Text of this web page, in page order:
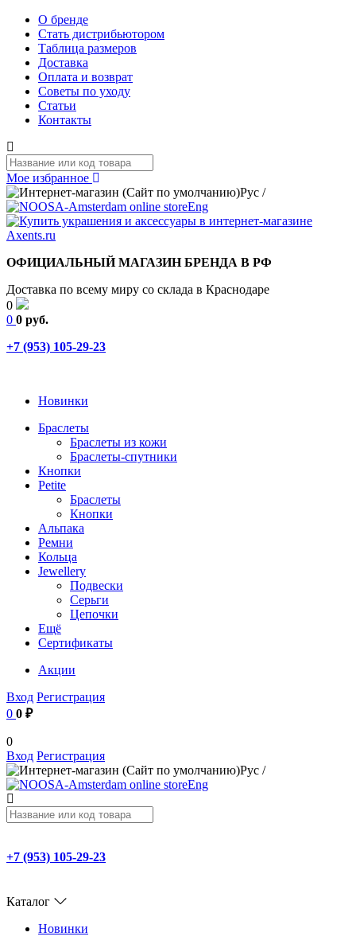
О бренде
Стать дистрибьютором
Таблица размеров
Доставка
Оплата и возврат
Советы по уходу
Статьи
Контакты
Мое избранное
Рус /
Eng
ОФИЦИАЛЬНЫЙ МАГАЗИН БРЕНДА В РФ
Доставка по всему миру со склада в Краснодаре
0
0 0 руб.
+7 (953) 105-29-23
Новинки
Браслеты
Браслеты из кожи
Браслеты-спутники
Кнопки
Petite
Браслеты
Кнопки
Альпака
Ремни
Кольца
Jewellery
Подвески
Серьги
Цепочки
Ещё
Сертификаты
Акции
Вход Регистрация
0 0 ₽
0
Вход Регистрация
Рус /
Eng
+7 (953) 105-29-23
Каталог
Новинки